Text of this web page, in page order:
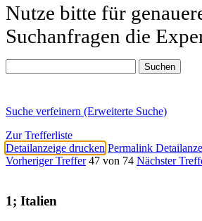
Nutze bitte für
Suchanfragen die
Suche verfeinern (Erweiterte Suche)
Zur Trefferliste
Detailanzeige drucken Permalink
Vorheriger Treffer 47 von 74 Nächster
1; Italien